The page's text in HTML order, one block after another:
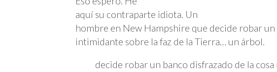
aquí su contraparte idiota. Un
hombre en New Hampshire que decide robar un
intimidante sobre la faz de la Tierra… un árbol.
decide robar un banco disfrazado de la